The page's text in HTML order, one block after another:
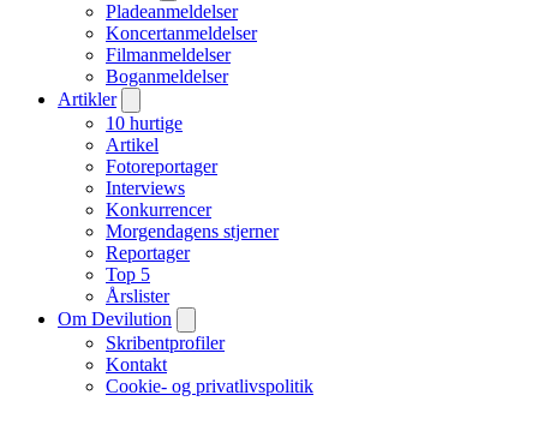
Pladeanmeldelser
Koncertanmeldelser
Filmanmeldelser
Boganmeldelser
Artikler
10 hurtige
Artikel
Fotoreportager
Interviews
Konkurrencer
Morgendagens stjerner
Reportager
Top 5
Årslister
Om Devilution
Skribentprofiler
Kontakt
Cookie- og privatlivspolitik